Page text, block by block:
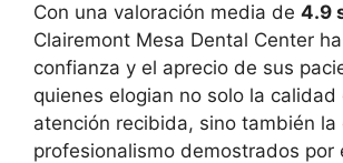
Con una valoración media de 4.9
Clairemont Mesa Dental Center
confianza y el aprecio de sus
quienes elogian no solo la calidad
atención recibida, sino también la
profesionalismo demostrados por